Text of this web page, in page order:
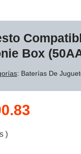
Box
: Baterías De
)